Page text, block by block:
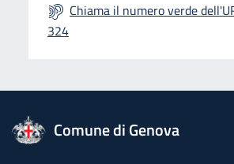
Chiama il numero verde
324
logo Unione Europea
Comune di Genova